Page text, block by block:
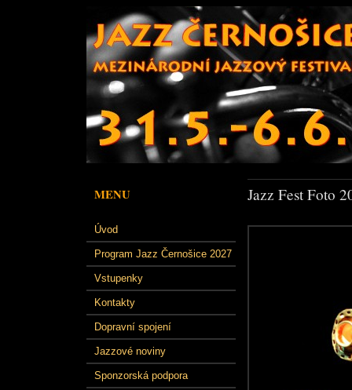
MENU
Úvod
Program Jazz Černošice 2027
Vstupenky
Kontakty
Dopravní spojení
Jazzové noviny
Sponzorská podpora
Jazz Fest Foto